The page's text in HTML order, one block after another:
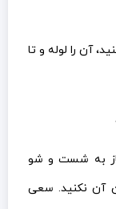
آن را لوله و تا
به شست و شو
آن نکنید. سعی